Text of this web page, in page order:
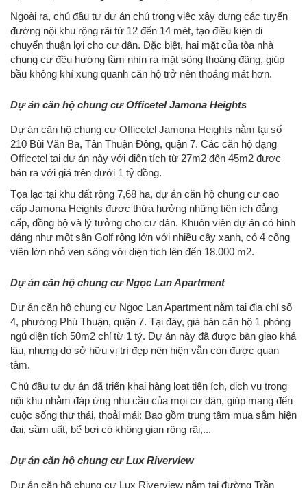
Ngoài ra, chủ đầu tư dự án chú trọng việc xây dựng các tuyến
đường nội khu rộng rãi từ 12 đến 14 mét, tạo điều kiện di
chuyển thuận lợi cho cư dân. Đặc biệt, hai mặt của tòa nhà
chung cư đều hướng tầm nhìn ra mặt sông thoáng đãng, giúp
bầu không khí xung quanh căn hộ trở nên thoáng mát hơn.
Dự án căn hộ chung cư Officetel Jamona Heights
Dự án căn hộ chung cư Officetel Jamona Heights nằm tại số
210 Bùi Văn Ba, Tân Thuận Đông, quận 7. Các căn hộ dạng
Officetel tại dự án này với diện tích từ 27m2 đến 45m2 được
bán ra với giá trên dưới 1 tỷ đồng.
Tọa lạc tại khu đất rộng 7,68 ha, dự án căn hộ chung cư cao
cấp Jamona Heights được thừa hưởng những tiện ích đẳng
cấp, đồng bộ và lý tưởng cho cư dân. Khuôn viên dự án có hình
dáng như một sân Golf rộng lớn với nhiều cây xanh, có 4 công
viên lớn nhỏ ven sông với diện tích lên đến 18.000 m2.
Dự án căn hộ chung cư Ngọc Lan Apartment
Dự án căn hộ chung cư Ngọc Lan Apartment nằm tại địa chỉ số
4, phường Phú Thuận, quận 7. Tại đây, giá bán căn hộ 1 phòng
ngủ diện tích 50m2 chỉ từ 1 tỷ. Dự án này đã được bàn giao khá
lâu, nhưng do sở hữu vị trí đẹp nên hiện vẫn còn được quan
tâm.
Chủ đầu tư dự án đã triển khai hàng loạt tiện ích, dịch vụ trong
nội khu nhằm đáp ứng nhu cầu của mọi cư dân, giúp mang đến
cuộc sống thư thái, thoải mái: Bao gồm trung tâm mua sắm hiện
đại, sầm uất, bể bơi có không gian rộng rãi,...
Dự án căn hộ chung cư Lux Riverview
Dự án căn hộ chung cư Lux Riverview nằm tại đường Trần